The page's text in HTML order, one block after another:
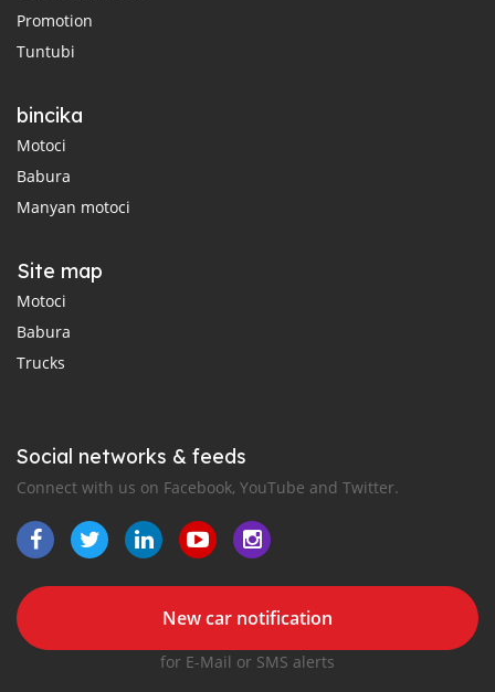
Promotion
Tuntubi
bincika
Motoci
Babura
Manyan motoci
Site map
Motoci
Babura
Trucks
Social networks & feeds
Connect with us on Facebook, YouTube and Twitter.
New car notification
for E-Mail or SMS alerts